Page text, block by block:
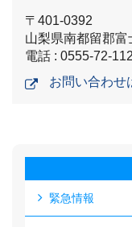
〒401-0392
山梨県南都留郡
電話 : 0555-72-
お問い合わせ
緊急情報